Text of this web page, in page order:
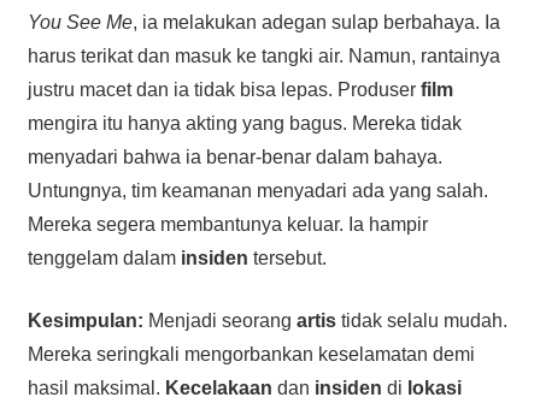
You See Me, ia melakukan adegan sulap berbahaya. Ia
harus terikat dan masuk ke tangki air. Namun, rantainya
justru macet dan ia tidak bisa lepas. Produser film
mengira itu hanya akting yang bagus. Mereka tidak
menyadari bahwa ia benar-benar dalam bahaya.
Untungnya, tim keamanan menyadari ada yang salah.
Mereka segera membantunya keluar. Ia hampir
tenggelam dalam insiden tersebut.
Kesimpulan: Menjadi seorang artistidak selalu mudah.
Mereka seringkali mengorbankan keselamatan demi
hasil maksimal. Kecelakaan dan insiden di lokasi